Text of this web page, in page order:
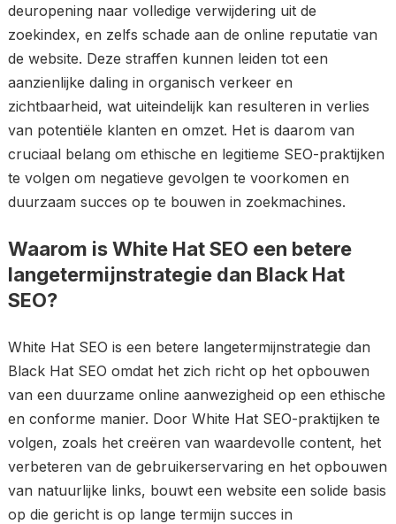
deuropening naar volledige verwijdering uit de
zoekindex, en zelfs schade aan de online reputatie van
de website. Deze straffen kunnen leiden tot een
aanzienlijke daling in organisch verkeer en
zichtbaarheid, wat uiteindelijk kan resulteren in verlies
van potentiële klanten en omzet. Het is daarom van
cruciaal belang om ethische en legitieme SEO-praktijken
te volgen om negatieve gevolgen te voorkomen en
duurzaam succes op te bouwen in zoekmachines.
Waarom is White Hat SEO een betere
langetermijnstrategie dan Black Hat
SEO?
White Hat SEO is een betere langetermijnstrategie dan
Black Hat SEO omdat het zich richt op het opbouwen
van een duurzame online aanwezigheid op een ethische
en conforme manier. Door White Hat SEO-praktijken te
volgen, zoals het creëren van waardevolle content, het
verbeteren van de gebruikerservaring en het opbouwen
van natuurlijke links, bouwt een website een solide basis
op die gericht is op lange termijn succes in